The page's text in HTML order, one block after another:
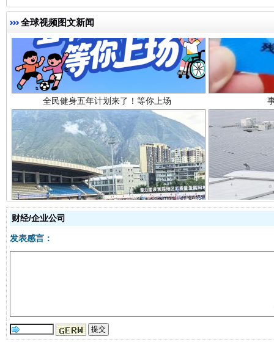
全球视频图文新闻
全民健身五年计划来了！等你上场
阿坝州三大球赛在茂县开幕 规模
财经/企业公司
发表感言：